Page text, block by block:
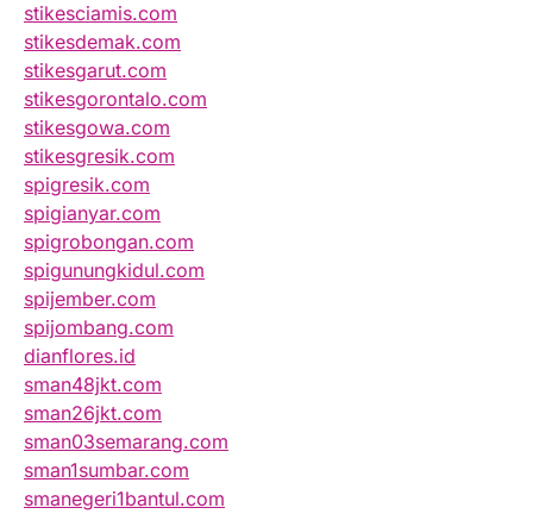
stikesciamis.com
stikesdemak.com
stikesgarut.com
stikesgorontalo.com
stikesgowa.com
stikesgresik.com
spigresik.com
spigianyar.com
spigrobongan.com
spigunungkidul.com
spijember.com
spijombang.com
dianflores.id
sman48jkt.com
sman26jkt.com
sman03semarang.com
sman1sumbar.com
smanegeri1bantul.com